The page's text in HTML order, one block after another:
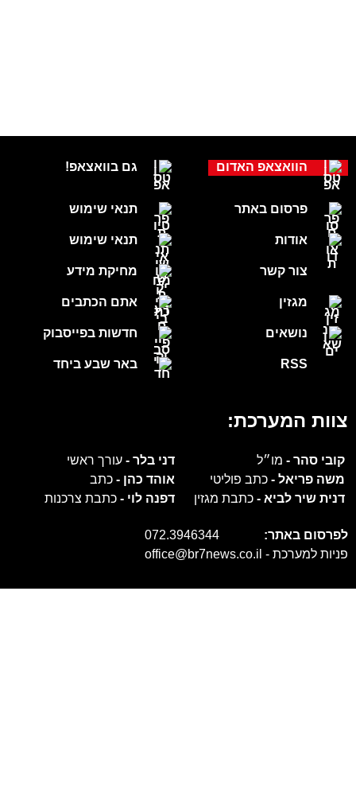
גם בוואצאפ!
תנאי שימוש
תנאי שימוש
מחיקת מידע
אתם הכתבים
חדשות בפייסבוק
באר שבע ביחד
הוואצאפ האדום
פרסום באתר
אודות
צור קשר
מגזין
נושאים
RSS
צוות המערכת:
קובי סהר - מו״ל דני בלר -עורך ראשי
משה פריאל - כתב פוליטי אוהד כהן -כתב
דנית שיר לביא - כתבת מגזין דפנה לוי -כתבת צרכנות
לפרסום באתר:
072.3946344
פניות למערכת - office@br7news.co.il